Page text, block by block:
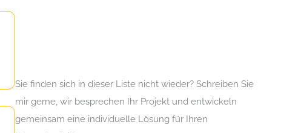
Sie finden sich in dieser Liste nicht wieder? Schreiben Sie
mir gerne, wir besprechen Ihr Projekt und entwickeln
gemeinsam eine individuelle Lösung für Ihren